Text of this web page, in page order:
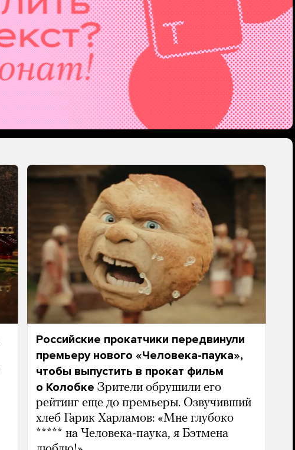
Российские прокатчики передвинули
премьеру нового «Человека-паука»,
чтобы выпустить в прокат фильм
о Колобке Зрители обрушили его
рейтинг еще до премьеры. Озвучивший
хлеб Гарик Харламов: «Мне глубоко
***** на Человека-паука, я Бэтмена